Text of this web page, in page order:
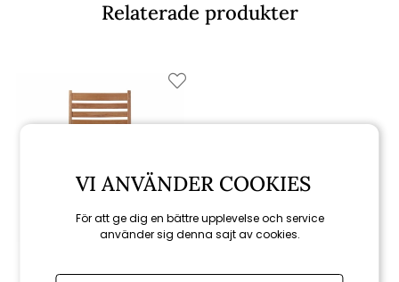
Relaterade produkter
VI ANVÄNDER COOKIES
För att ge dig en bättre upplevelse och service
använder sig denna sajt av cookies.